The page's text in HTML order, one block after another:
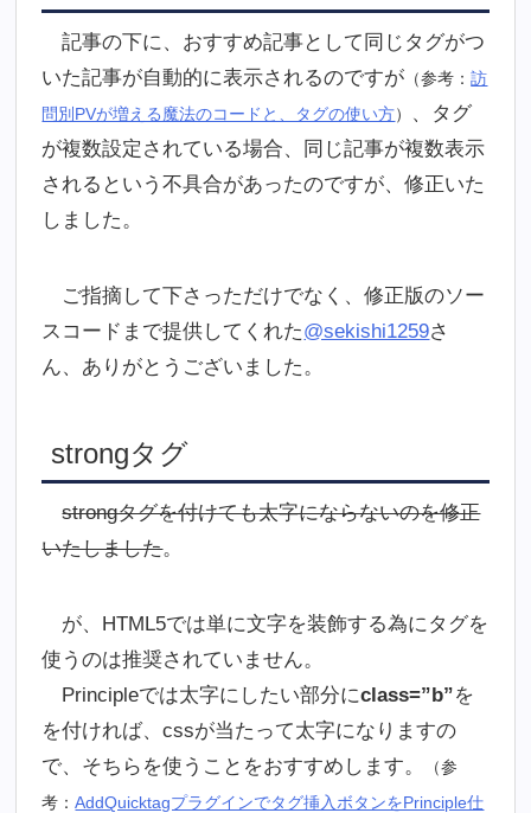
記事の下に、おすすめ記事として同じタグがつ
いた記事が自動的に表示されるのですが （参考：訪
問別PVが増える魔法のコードと、タグの使い方） 、タグ
が複数設定されている場合、同じ記事が複数表示
されるという不具合があったのですが、修正いた
しました。
ご指摘して下さっただけでなく、修正版のソー
スコードまで提供してくれた@sekishi1259さ
ん、ありがとうございました。
strongタグ
strongタグを付けても太字にならないのを修正
いたしました。
が、HTML5では単に文字を装飾する為にタグを
使うのは推奨されていません。
Principleでは太字にしたい部分にclass=”b”を
を付ければ、cssが当たって太字になりますの
で、そちらを使うことをおすすめします。
（参
考：AddQuicktagプラグインでタグ挿入ボタンをPrinciple仕